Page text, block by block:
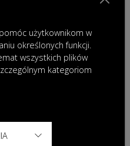
w segmencie
jesieni w Polsce
użytkownikom w
określonych funkcji.
wszystkich plików
kategoriom